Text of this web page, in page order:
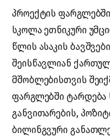
პროექტის
სკოლა ეთნიკური
წლის ასაკის
შეისწავლიან
მშობლებისთვის
ფარგლებში ტარდება
განვითარების,
ბილინგვური